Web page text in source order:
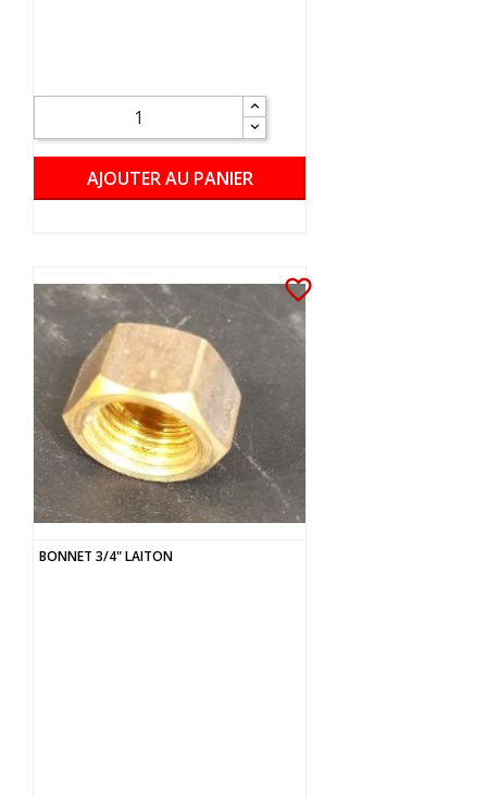
AJOUTER AU PANIER
favorite_border
BONNET 3/4" LAITON